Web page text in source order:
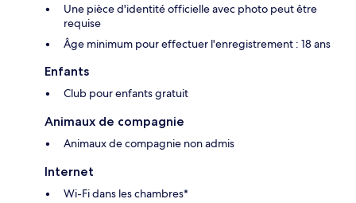
Une pièce d'identité officielle avec photo peut être
requise
Âge minimum pour effectuer l'enregistrement : 18 ans
Enfants
Club pour enfants gratuit
Animaux de compagnie
Animaux de compagnie non admis
Internet
Wi-Fi dans les chambres*